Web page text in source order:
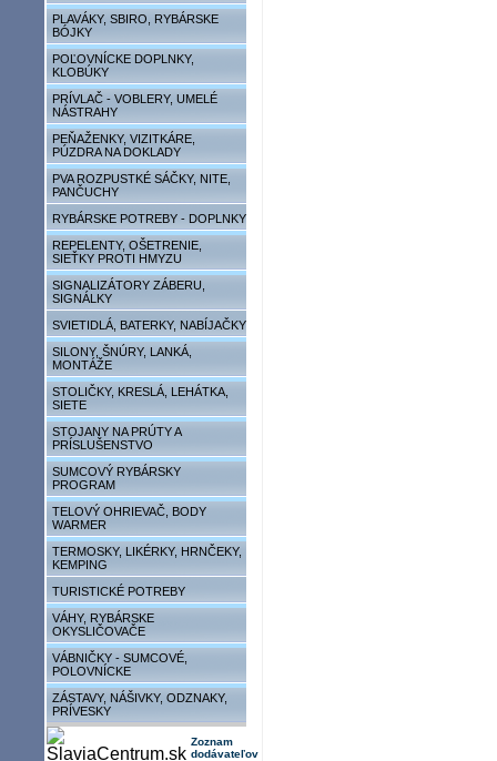
PLAVÁKY, SBIRO, RYBÁRSKE
BÓJKY
POĽOVNÍCKE DOPLNKY,
KLOBÚKY
PRÍVLAČ - VOBLERY, UMELÉ
NÁSTRAHY
PEŇAŽENKY, VIZITKÁRE,
PÚZDRA NA DOKLADY
PVA ROZPUSTKÉ SÁČKY, NITE,
PANČUCHY
RYBÁRSKE POTREBY - DOPLNKY
REPELENTY, OŠETRENIE,
SIEŤKY PROTI HMYZU
SIGNALIZÁTORY ZÁBERU,
SIGNÁLKY
SVIETIDLÁ, BATERKY, NABÍJAČKY
SILONY, ŠNÚRY, LANKÁ,
MONTÁŽE
STOLIČKY, KRESLÁ, LEHÁTKA,
SIETE
STOJANY NA PRÚTY A
PRÍSLUŠENSTVO
SUMCOVÝ RYBÁRSKY
PROGRAM
TELOVÝ OHRIEVAČ, BODY
WARMER
TERMOSKY, LIKÉRKY, HRNČEKY,
KEMPING
TURISTICKÉ POTREBY
VÁHY, RYBÁRSKE
OKYSLIČOVAČE
VÁBNIČKY - SUMCOVÉ,
POLOVNÍCKE
ZÁSTAVY, NÁŠIVKY, ODZNAKY,
PRÍVESKY
Zoznam
dodávateľov